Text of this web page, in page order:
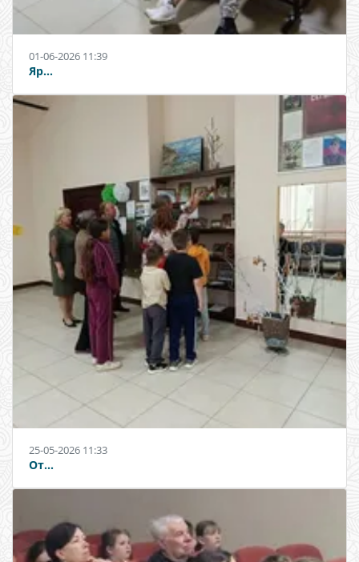
01-06-2026 11:39
Яр...
25-05-2026 11:33
От...